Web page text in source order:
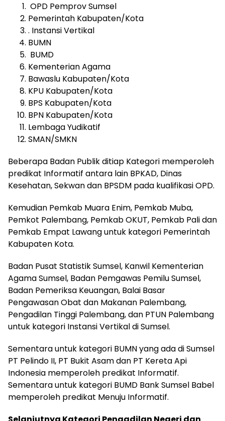
OPD Pemprov Sumsel
Pemerintah Kabupaten/Kota
. Instansi Vertikal
BUMN
BUMD
Kementerian Agama
Bawaslu Kabupaten/Kota
KPU Kabupaten/Kota
BPS Kabupaten/Kota
BPN Kabupaten/Kota
Lembaga Yudikatif
SMAN/SMKN
Beberapa Badan Publik ditiap Kategori memperoleh
predikat Informatif antara lain BPKAD, Dinas
Kesehatan, Sekwan dan BPSDM pada kualifikasi OPD.
Kemudian Pemkab Muara Enim, Pemkab Muba,
Pemkot Palembang, Pemkab OKUT, Pemkab Pali dan
Pemkab Empat Lawang untuk kategori Pemerintah
Kabupaten Kota.
Badan Pusat Statistik Sumsel, Kanwil Kementerian
Agama Sumsel, Badan Pemgawas Pemilu Sumsel,
Badan Pemeriksa Keuangan, Balai Basar
Pengawasan Obat dan Makanan Palembang,
Pengadilan Tinggi Palembang, dan PTUN Palembang
untuk kategori Instansi Vertikal di Sumsel.
Sementara untuk kategori BUMN yang ada di Sumsel
PT Pelindo II, PT Bukit Asam dan PT Kereta Api
Indonesia memperoleh predikat Informatif.
Sementara untuk kategori BUMD Bank Sumsel Babel
memperoleh predikat Menuju Informatif.